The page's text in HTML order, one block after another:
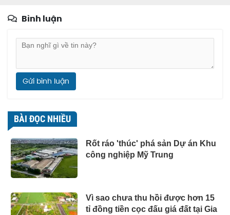
Bình luận
Gửi bình luận
BÀI ĐỌC NHIỀU
Rốt ráo 'thúc' phá sản Dự án Khu
công nghiệp Mỹ Trung
Vì sao chưa thu hồi được hơn 15
tỉ đồng tiền cọc đấu giá đất tại Gia